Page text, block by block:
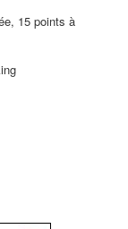
15 points à